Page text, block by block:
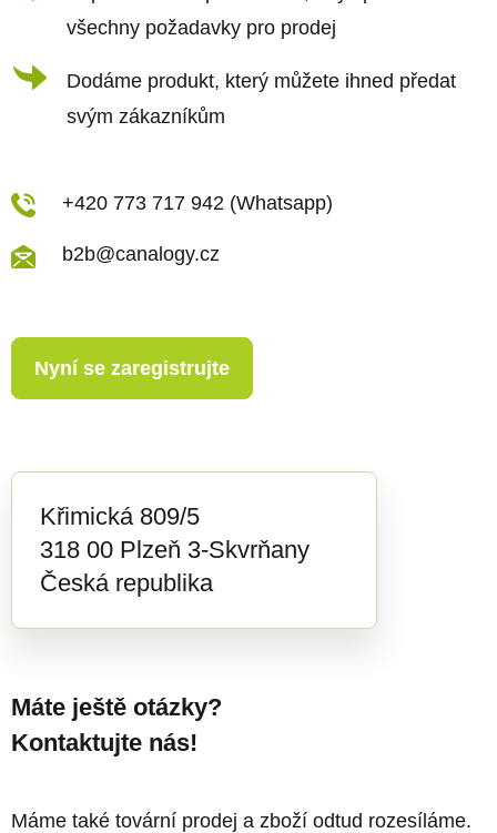
všechny požadavky pro prodej
Dodáme produkt, který můžete ihned předat
svým zákazníkům
+420 773 717 942 (Whatsapp)
b2b@canalogy.cz
Nyní se zaregistrujte
Křimická 809/5
318 00 Plzeň 3-Skvrňany
Česká republika
Máte ještě otázky?
Kontaktujte nás!
Máme také tovární prodej a zboží odtud rozesíláme.